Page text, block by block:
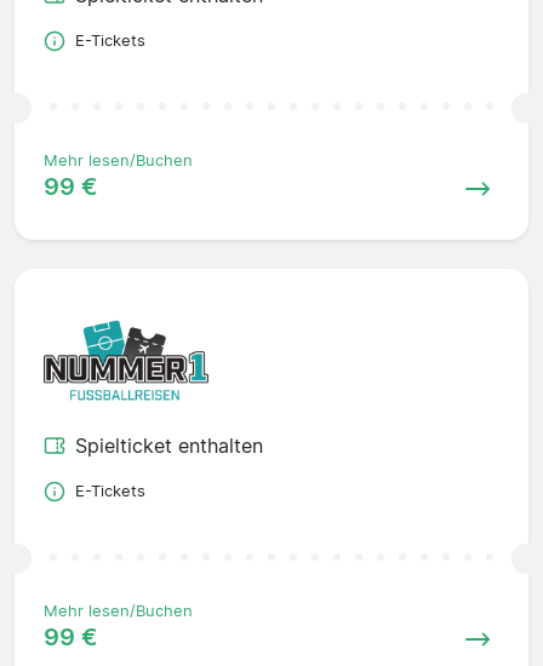
E-Tickets
Mehr lesen/Buchen
99 €
Spielticket enthalten
E-Tickets
Mehr lesen/Buchen
99 €